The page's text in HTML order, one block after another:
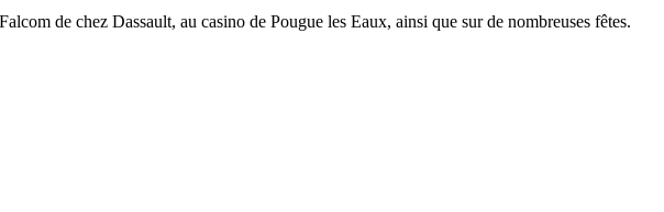
de chez Dassault, au casino de Pougue les Eaux, ainsi que sur de nombreuses fêtes.